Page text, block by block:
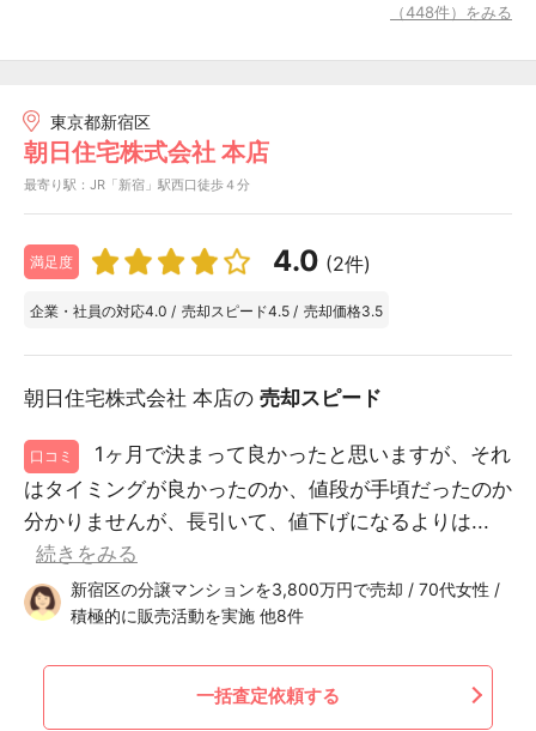
（448件）をみる
東京都新宿区
朝日住宅株式会社 本店
最寄り駅：JR「新宿」駅西口徒歩４分
満足度 4.0 (2件)
企業・社員の対応4.0 / 売却スピード4.5 / 売却価格3.5
朝日住宅株式会社 本店の 売却スピード
口コミ
1ヶ月で決まって良かったと思いますが、それ
はタイミングが良かったのか、値段が手頃だったのか
分かりませんが、長引いて、値下げになるよりは...
続きをみる
新宿区の分譲マンションを3,800万円で売却 / 70代女性 /
積極的に販売活動を実施 他8件
一括査定依頼する